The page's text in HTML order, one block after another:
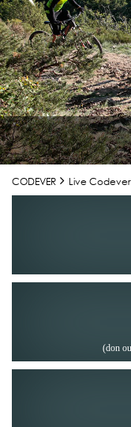
CODEVER Live Codever
(don